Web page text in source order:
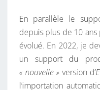
En parallèle le
depuis plus de 10 ans
évolué. En 2022, je
un support du
« nouvelle » version d’
l’importation